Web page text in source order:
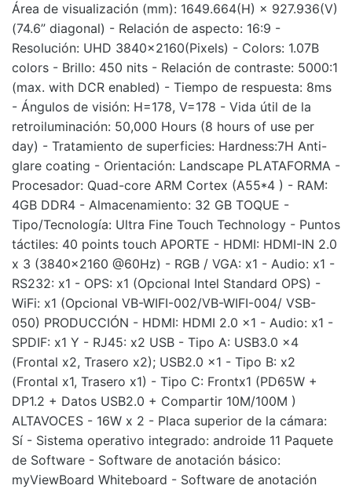
Área de visualización (mm): 1649.664(H) × 927.936(V)
(74.6” diagonal) - Relación de aspecto: 16:9 -
Resolución: UHD 3840x2160(Pixels) - Colors: 1.07B
colors - Brillo: 450 nits - Relación de contraste: 5000:1
(max. with DCR enabled) - Tiempo de respuesta: 8ms
- Ángulos de visión: H=178, V=178 - Vida útil de la
retroiluminación: 50,000 Hours (8 hours of use per
day) - Tratamiento de superficies: Hardness:7H Anti-
glare coating - Orientación: Landscape PLATAFORMA -
Procesador: Quad-core ARM Cortex (A55*4 ) - RAM:
4GB DDR4 - Almacenamiento: 32 GB TOQUE -
Tipo/Tecnología: Ultra Fine Touch Technology - Puntos
táctiles: 40 points touch APORTE - HDMI: HDMI-IN 2.0
x 3 (3840x2160 @60Hz) - RGB / VGA: x1 - Audio: x1 -
RS232: x1 - OPS: x1 (Opcional Intel Standard OPS) -
WiFi: x1 (Opcional VB-WIFI-002/VB-WIFI-004/ VSB-
050) PRODUCCIÓN - HDMI: HDMI 2.0 x1 - Audio: x1 -
SPDIF: x1 Y - RJ45: x2 USB - Tipo A: USB3.0 x4
(Frontal x2, Trasero x2); USB2.0 x1 - Tipo B: x2
(Frontal x1, Trasero x1) - Tipo C: Frontx1 (PD65W +
DP1.2 + Datos USB2.0 + Compartir 10M/100M )
ALTAVOCES - 16W x 2 - Placa superior de la cámara:
Sí - Sistema operativo integrado: androide 11 Paquete
de Software - Software de anotación básico:
myViewBoard Whiteboard - Software de anotación